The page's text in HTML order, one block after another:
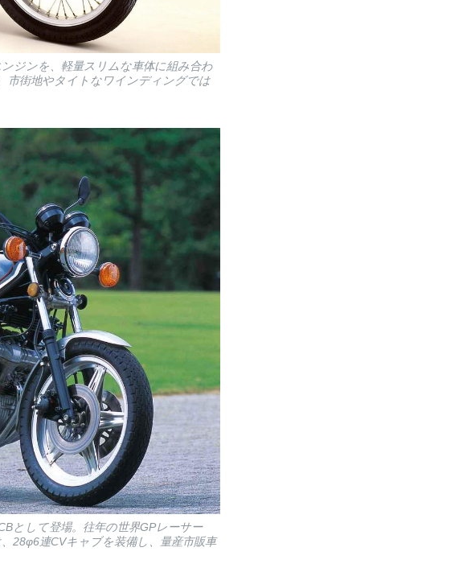
ジンを、軽量スリムな車体に組み合わ
市街地やタイトなワインディングでは
として登場。往年の世界GPレーサー
28φ6連CVキャブを装備し、量産市販車